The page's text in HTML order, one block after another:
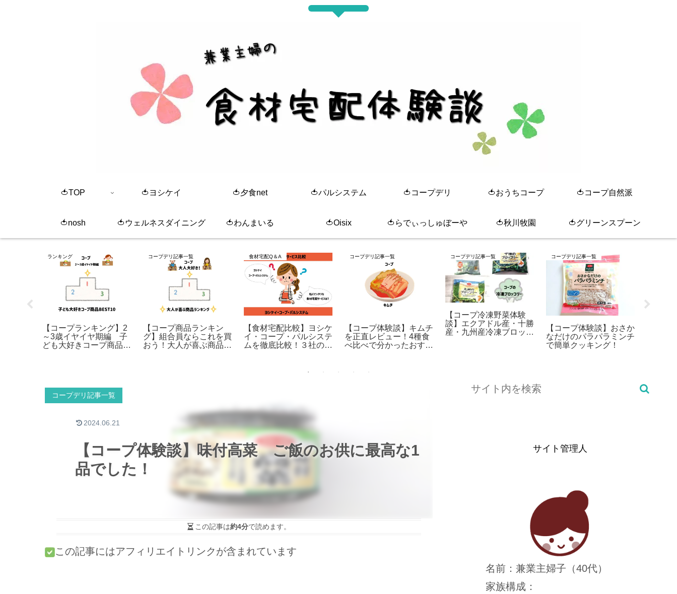
🍅TOP 🍅ヨシケイ 🍅夕食net 🍅パルシステム 🍅コープデリ 🍅おうちコープ 🍅コープ自然派
🍅nosh 🍅ウェルネスダイニング 🍅わんまいる 🍅Oisix 🍅らでぃっしゅぼーや 🍅秋川牧園 🍅グリーンスプーン
ランキング
【コープランキング】2
～3歳イヤイヤ期編 子
ども大好きコープ商品
コープデリ記事一覧
【コープ商品ランキン
グ】組合員ならこれを買
おう！大人が喜ぶ商品ラ
食材宅配Q＆A
【食材宅配比較】ヨシケ
イ・コープ・パルシステ
ムを徹底比較！３社のメ
コープデリ記事一覧
【コープ体験談】キムチ
を正直レビュー！4種食
べ比べで分かったおすす
コープデリ記事一覧
【コープ冷凍野菜体験
談】エクアドル産・十勝
産・九州産冷凍ブロッコ
コープデリ記事一覧
【コープ体験談】おさか
なだけのパラパラミンチ
で簡単クッキング！
【コープ体験談】味付高菜 ご飯のお供に最高な1
品でした！
コープデリ記事一覧
2024.06.21
この記事は約4分で読めます。
この記事にはアフィリエイトリンクが含まれています
サイト管理人
名前：兼業主婦子（40代）
家族構成：